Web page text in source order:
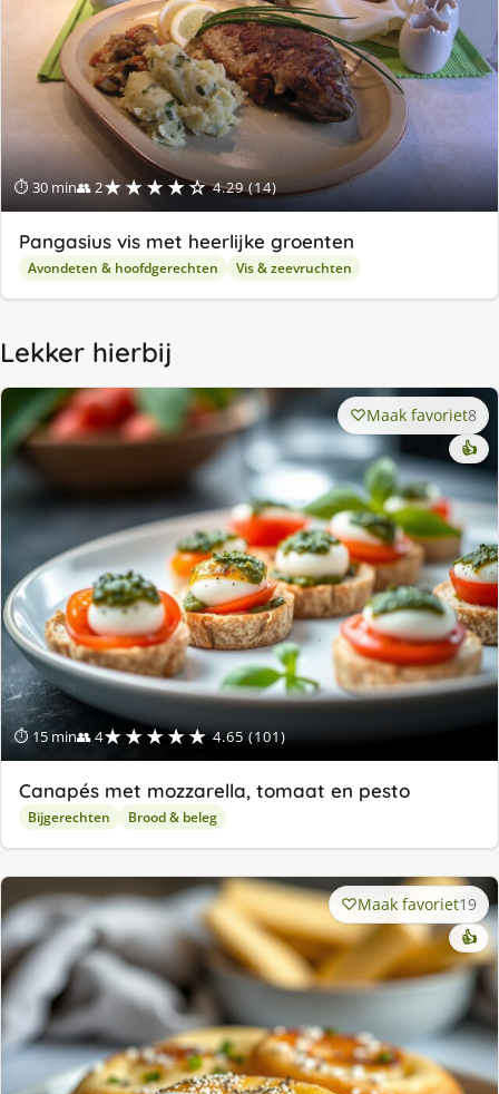
⏱ 30 min👥 2★★★★☆ 4.29 (14)
Pangasius vis met heerlijke groenten
Avondeten & hoofdgerechten Vis & zeevruchten
Lekker hierbij
⏱ 15 min👥 4★★★★★ 4.65 (101)
Maak favoriet8
👍
Canapés met mozzarella, tomaat en pesto
Bijgerechten Brood & beleg
Maak favoriet19
👍